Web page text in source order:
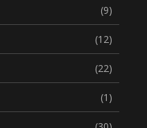
(9)
(12)
(22)
(1)